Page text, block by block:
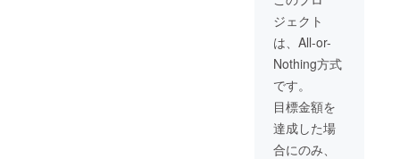
暮らせるこ
とを生かし
て、これか
らはやりた
いことだけ
をやってい
きます。
ジェクト
は、All-or-
Nothing方式
です。
目標金額を
達成した場
合にのみ、